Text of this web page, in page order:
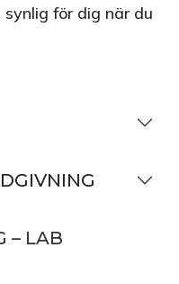
för dig när du
– LAB